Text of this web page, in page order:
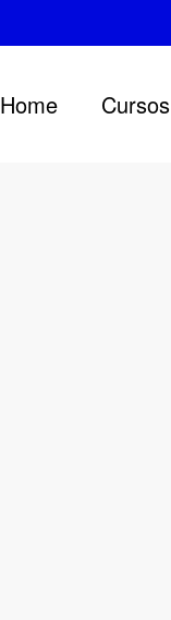
Home Cursos